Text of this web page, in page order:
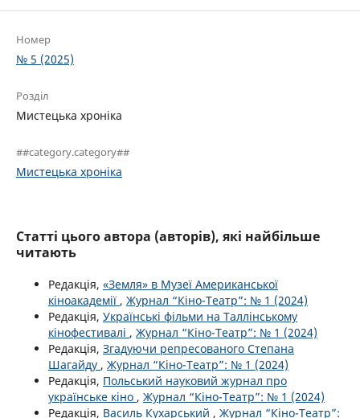
Номер
№ 5 (2025)
Розділ
Мистецька хроніка
##category.category##
Мистецька хроніка
Статті цього автора (авторів), які найбільше
читають
Редакція, «Земля» в Музеї Американської
кіноакадемії , Журнал “Кіно-Театр”: № 1 (2024)
Редакція, Українські фільми на Таллінському
кінофестивалі , Журнал “Кіно-Театр”: № 1 (2024)
Редакція, Згадуючи репресованого Степана
Шагайду , Журнал “Кіно-Театр”: № 1 (2024)
Редакція, Польський науковий журнал про
українське кіно , Журнал “Кіно-Театр”: № 1 (2024)
Редакція, Василь Кухарський , Журнал “Кіно-Театр”: